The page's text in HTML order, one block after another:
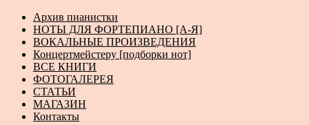
Архив пианистки
НОТЫ ДЛЯ ФОРТЕПИАНО [А-Я]
ВОКАЛЬНЫЕ ПРОИЗВЕДЕНИЯ
Концертмейстеру [подборки нот]
ВСЕ КНИГИ
ФОТОГАЛЕРЕЯ
СТАТЬИ
МАГАЗИН
Контакты